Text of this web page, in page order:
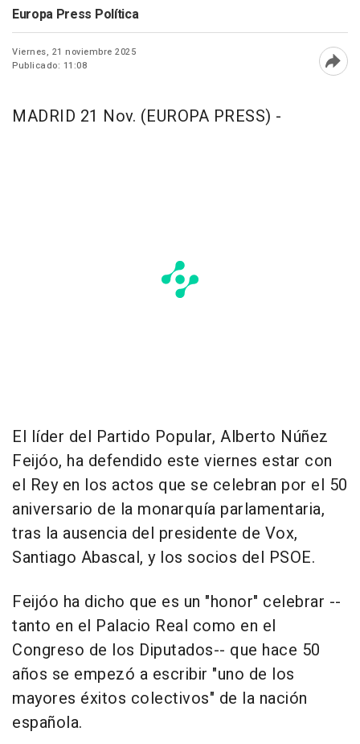
Europa Press Política
Viernes, 21 noviembre 2025
Publicado: 11:08
MADRID 21 Nov. (EUROPA PRESS) -
El líder del Partido Popular, Alberto Núñez
Feijóo, ha defendido este viernes estar con
el Rey en los actos que se celebran por el 50
aniversario de la monarquía parlamentaria,
tras la ausencia del presidente de Vox,
Santiago Abascal, y los socios del PSOE.
Feijóo ha dicho que es un "honor" celebrar --
tanto en el Palacio Real como en el
Congreso de los Diputados-- que hace 50
años se empezó a escribir "uno de los
mayores éxitos colectivos" de la nación
española.